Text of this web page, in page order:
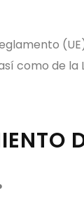
de la